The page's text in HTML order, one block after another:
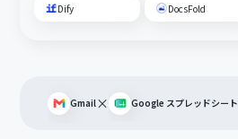
Dify DocsFold
Gmail× Google スプレッドシート